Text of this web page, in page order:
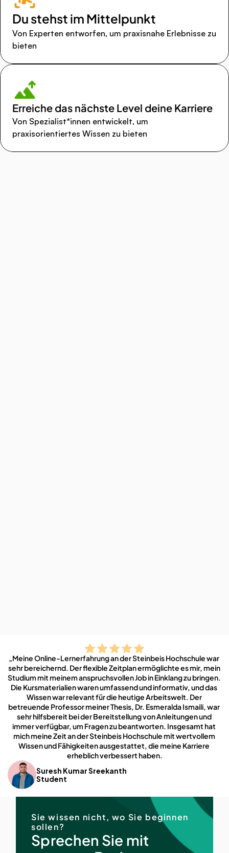
Du stehst im Mittelpunkt
Von Experten entworfen, um praxisnahe Erlebnisse zu
bieten
Erreiche das nächste Level deine Karriere
Von Spezialist*innen entwickelt, um
praxisorientiertes Wissen zu bieten
„Meine Online-Lernerfahrung an der Steinbeis Hochschule war
sehr bereichernd. Der flexible Zeitplan ermöglichte es mir, mein
Studium mit meinem anspruchsvollen Job in Einklang zu bringen.
Die Kursmaterialien waren umfassend und informativ, und das
Wissen war relevant für die heutige Arbeitswelt. Der
betreuende Professor meiner Thesis, Dr. Esmeralda Ismaili, war
sehr hilfsbereit bei der Bereitstellung von Anleitungen und
immer verfügbar, um Fragen zu beantworten. Insgesamt hat
mich meine Zeit an der Steinbeis Hochschule mit wertvollem
Wissen und Fähigkeiten ausgestattet, die meine Karriere
erheblich verbessert haben.
Suresh Kumar Sreekanth
Student
Sie wissen nicht, wo Sie beginnen
sollen?
Sprechen Sie mit